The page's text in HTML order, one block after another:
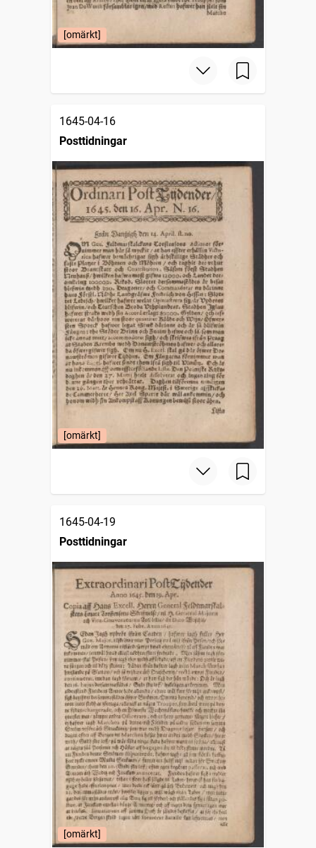
[omärkt]
1645-04-16
Posttidningar
[omärkt]
1645-04-19
Posttidningar
[omärkt]